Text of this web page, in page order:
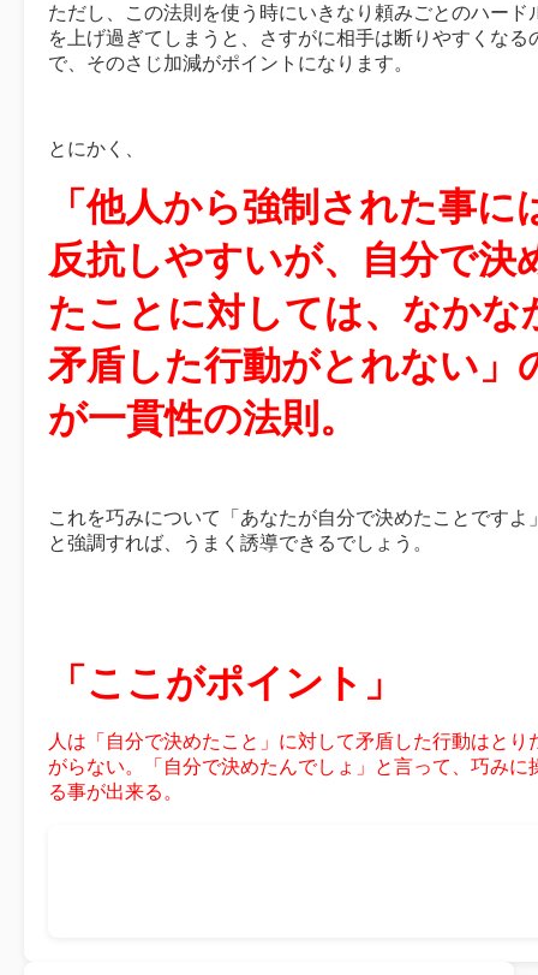
ただし、この法則を使う時にいきなり頼みごとのハード
を上げ過ぎてしまうと、さすがに相手は断りやすくなる
で、そのさじ加減がポイントになります。
とにかく、
「他人から強制された事に
反抗しやすいが、自分で決
たことに対しては、なかな
矛盾した行動がとれない」
が一貫性の法則。
これを巧みについて「あなたが自分で決めたことですよ
と強調すれば、うまく誘導できるでしょう。
「ここがポイント」
人は「自分で決めたこと」に対して矛盾した行動はとり
がらない。「自分で決めたんでしょ」と言って、巧みに
る事が出来る。